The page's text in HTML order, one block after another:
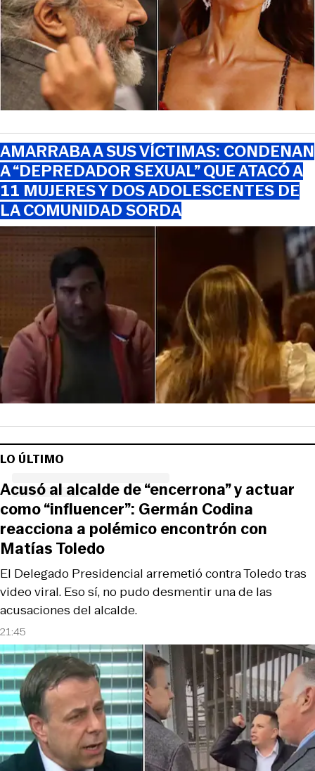
AMARRABA A SUS VÍCTIMAS: CONDENAN
A “DEPREDADOR SEXUAL” QUE ATACÓ A
11 MUJERES Y DOS ADOLESCENTES DE
LA COMUNIDAD SORDA
LO ÚLTIMO
21:45
El Delegado Presidencial arremetió contra Toledo tras
video viral. Eso sí, no pudo desmentir una de las
acusaciones del alcalde.
Acusó al alcalde de “encerrona” y actuar
como “influencer”: Germán Codina
reacciona a polémico encontrón con
Matías Toledo